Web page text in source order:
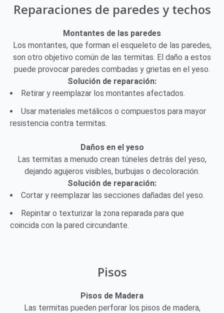
Reparaciones de paredes y techos
Montantes de las paredes
Los montantes, que forman el esqueleto de las paredes,
son otro objetivo común de las termitas. El daño a estos
puede provocar paredes combadas y grietas en el yeso.
Solución de reparación:
Retirar y reemplazar los montantes afectados.
Usar materiales metálicos o compuestos para mayor
resistencia contra termitas.
Daños en el yeso
Las termitas a menudo crean túneles detrás del yeso,
dejando agujeros visibles, burbujas o decoloración.
Solución de reparación:
Cortar y reemplazar las secciones dañadas del yeso.
Repintar o texturizar la zona reparada para que
coincida con la pared circundante.
Pisos
Pisos de Madera
Las termitas pueden perforar los pisos de madera,